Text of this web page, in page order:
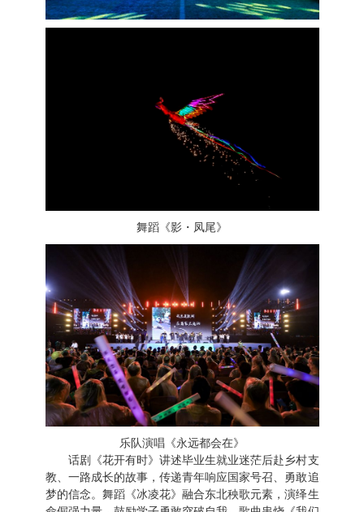
舞蹈《影・凤尾》
乐队演唱《永远都会在》
话剧《花开有时》讲述毕业生就业迷茫后赴乡村支
教、一路成长的故事，传递青年响应国家号召、勇敢追
梦的信念。舞蹈《冰凌花》融合东北秧歌元素，演绎生